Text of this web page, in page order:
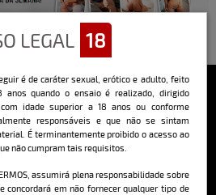
LEGAL 18
é de caráter sexual, erótico e adulto, feito
anos quando o ensaio é realizado, dirigido
idade superior a 18 anos ou conforme
responsáveis e que não se sintam
É terminantemente proibido o acesso ao
não cumpram tais requisitos.
assumirá plena responsabilidade sobre
concordará em não fornecer qualquer tipo de
o Bella
e mais longeva revista masculina digital
editorial sobre saúde, esportes, moda,
tecnologia e erotismo.